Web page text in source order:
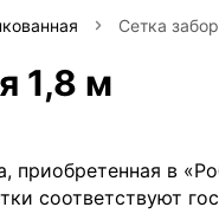
Сетка
1,8 м
приобретенная в
соответствуют